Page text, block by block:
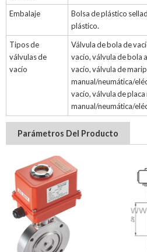
Embalaje
Bolsa de plástico
plástico.
Tipos de
válvulas de
vacío
Válvula de bola de
vacío, válvula de bola
vacío, válvula de
manual/neumática/
vacío, válvula de placa
manual/neumática/
Parámetros Del Producto